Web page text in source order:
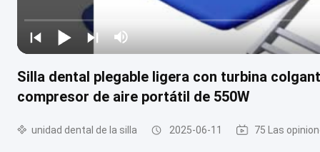
Silla dental plegable ligera con turbina
compresor de aire portátil de 550W
unidad dental de la silla 2025-06-11 75 Las